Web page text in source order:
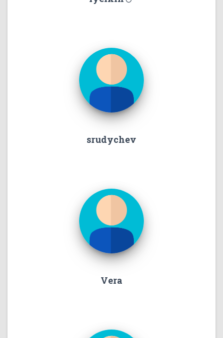
srudychev
Vera